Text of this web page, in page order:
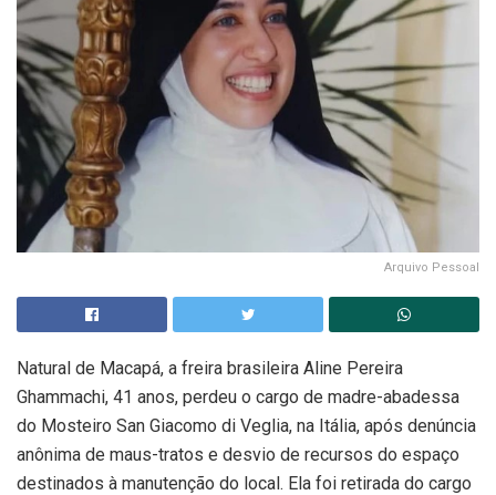
Arquivo Pessoal
Natural de Macapá, a freira brasileira Aline Pereira
Ghammachi, 41 anos, perdeu o cargo de madre-abadessa
do Mosteiro San Giacomo di Veglia, na Itália, após denúncia
anônima de maus-tratos e desvio de recursos do espaço
destinados à manutenção do local. Ela foi retirada do cargo